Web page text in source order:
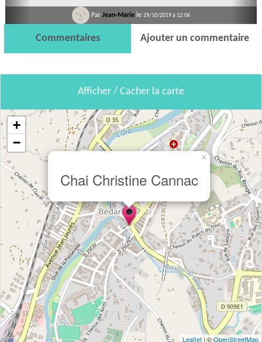
Par Jean-Marie le 29/10/2019 à 12:06
Commentaires Ajouter un commentaire
Afficher / Cacher la carte
Chai Christine Cannac
×
+
−
Leaflet | ©OpenStreetMap